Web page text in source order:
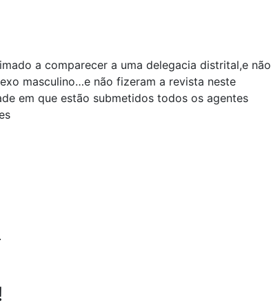
a comparecer a uma delegacia distrital,e não
masculino…e não fizeram a revista neste
em que estão submetidos todos os agentes